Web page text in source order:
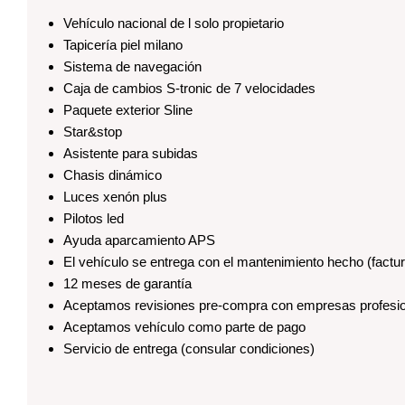
Vehículo nacional de l solo propietario
Tapicería piel milano
Sistema de navegación
Caja de cambios S-tronic de 7 velocidades
Paquete exterior Sline
Star&stop
Asistente para subidas
Chasis dinámico
Luces xenón plus
Pilotos led
Ayuda aparcamiento APS
El vehículo se entrega con el mantenimiento hecho
12 meses de garantía
Aceptamos revisiones pre-compra con empresas
Aceptamos vehículo como parte de pago
Servicio de entrega (consular condiciones)